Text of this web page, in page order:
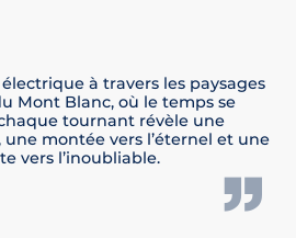
à travers les paysages
Mont Blanc, où le temps se
tournant révèle une
montée vers l’éternel et une
vers l’inoubliable.